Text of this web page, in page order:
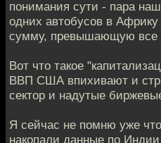
понимания сути - пара
одних автобусов в
сумму, превышающую все
Вот что такое
ВВП США впихивают и
сектор и надутые
Я сейчас не помню уже
накопали данные по